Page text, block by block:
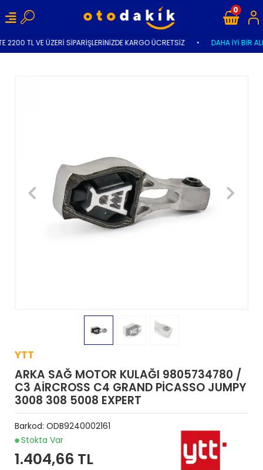
2200 TL VE ÜZERİ SİPARİŞLERİNİZDE KARGO ÜCRETSİZ • DAHA İYİ BİR
0
YTT
ARKA SAĞ MOTOR KULAĞI 9805734780 /
C3 AİRCROSS C4 GRAND PİCASSO JUMPY
3008 308 5008 EXPERT
Barkod: ODB9240002161
Stokta Var
1.404,66 TL